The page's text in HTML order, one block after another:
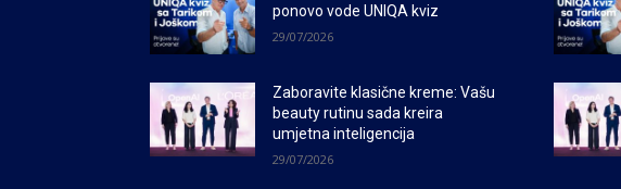
ponovo vode UNIQA kviz
29/07/2026
Zaboravite klasične kreme: Vašu
beauty rutinu sada kreira
umjetna inteligencija
29/07/2026